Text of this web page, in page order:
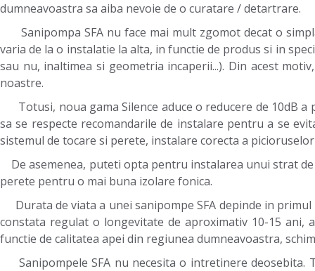
dumneavoastra sa aiba nevoie de o curatare / detartrare.
Sanipompa SFA nu face mai mult zgomot decat o
varia de la o instalatie la alta, in functie de produs si in
sau nu, inaltimea si geometria incaperii...). Din acest
noastre.
Totusi, noua gama Silence aduce o reducere de 10dB a
sa se respecte recomandarile de instalare pentru a se
sistemul de tocare si perete, instalare corecta a
De asemenea, puteti opta pentru instalarea unui strat
perete pentru o mai buna izolare fonica.
Durata de viata a unei sanipompe SFA depinde in
constata regulat o longevitate de aproximativ 10-15
functie de calitatea apei din regiunea dumneavoastra,
Sanipompele SFA nu necesita o intretinere deosebita.